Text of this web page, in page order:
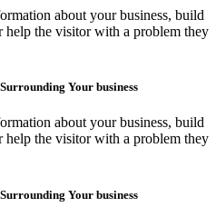
about your business, build
help the visitor with a problem they
Your business
about your business, build
help the visitor with a problem they
Your business